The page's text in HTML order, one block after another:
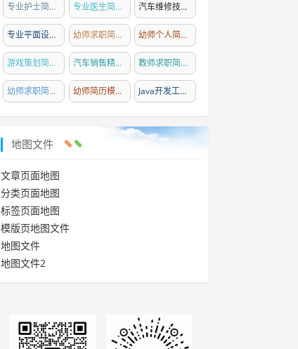
专业护士简历模板精选 (54) 专业医生简历模板精选 (35) 汽车维修技师简历模板
专业平面设计师简历模板精选 (25)
幼师求职简历模板撰写指南 (24)
幼师个人简历模板精选
游戏策划简历模板精选 (22) 汽车销售精英简历模板 (21) 教师求职简历模板精选
幼师求职简历撰写指南与模板 (19)
幼师简历模板精选 (18) Java开发工程师简历模板精选
地图文件
文章页面地图
分类页面地图
标签页面地图
模版页地图文件
地图文件
地图文件2